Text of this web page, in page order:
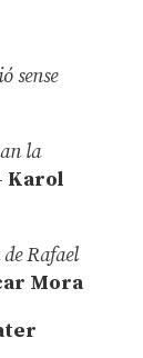
sense
la
Karol
Rafael
Mora